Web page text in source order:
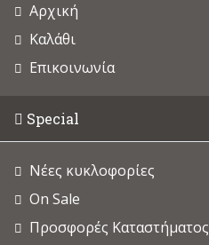
Αρχική
Καλάθι
Επικοινωνία
Special
Νέες κυκλοφορίες
On Sale
Προσφορές Καταστήματος